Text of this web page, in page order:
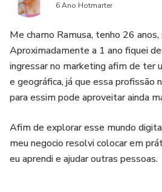
6 Ano Hotmarter
Me chamo Ramusa, tenho 26 anos,
Aproximadamente a 1 ano fiquei
ingressar no marketing afim de ter
e geográfica, já que essa profissão
para essim pode aproveitar ainda
Afim de explorar esse mundo
meu negocio resolvi colocar em
eu aprendi e ajudar outras pessoas.